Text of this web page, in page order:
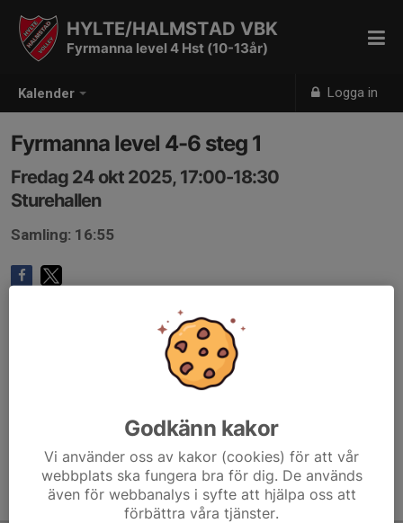
Kalender Logga in
HYLTE/HALMSTAD VBK
Fyrmanna level 4 Hst (10-13år)
Fyrmanna level 4-6 steg 1
Fredag 24 okt 2025, 17:00-18:30
Sturehallen
Samling: 16:55
Godkänn kakor
Vi använder oss av kakor (cookies) för att vår
webbplats ska fungera bra för dig. De används
även för webbanalys i syfte att hjälpa oss att
förbättra våra tjänster.